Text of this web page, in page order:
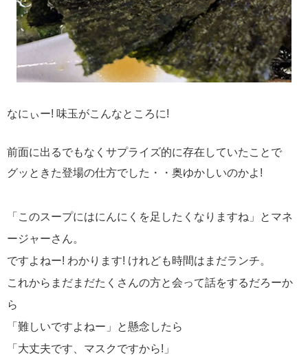
なにぃー! 味玉がこんなところに!
前面に出るでもなくサプライズ的に存在していたことで
グッときた登場の仕方でした・・奥ゆかしいのかよ!
「このスープにはにんにくを足したくなりますね」とマネ
ージャーさん。
ですよねー! わかります! けれども時間はまだランチ。
これからまだまだたくさんの方と会って話をするだろーか
ら
「難しいですよねー」と懸念したら
「大丈夫です、マスクですから!」